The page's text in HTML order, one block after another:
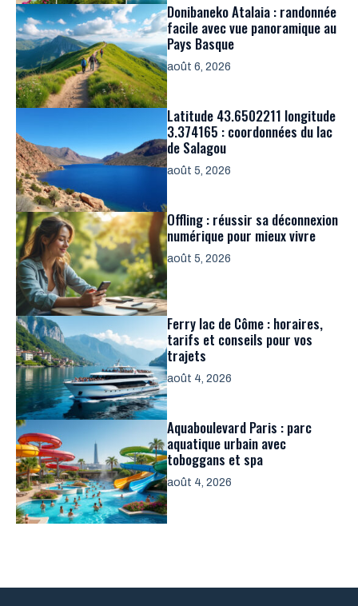
Donibaneko Atalaia : randonnée
facile avec vue panoramique au
Pays Basque
août 6, 2026
Latitude 43.6502211 longitude
3.374165 : coordonnées du lac
de Salagou
août 5, 2026
Offling : réussir sa déconnexion
numérique pour mieux vivre
août 5, 2026
Ferry lac de Côme : horaires,
tarifs et conseils pour vos
trajets
août 4, 2026
Aquaboulevard Paris : parc
aquatique urbain avec
toboggans et spa
août 4, 2026